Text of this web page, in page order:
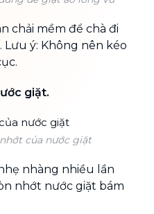
chải mềm để chà đi
ý: Không nên kéo
giặt.
của nước giặt
nhàng nhiều lần
nhớt nước giặt bám